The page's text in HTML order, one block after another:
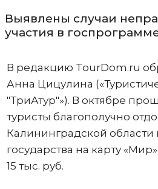
Выявлены случаи
участия в
В редакцию TourDom.ru
Анна Цицулина
"ТриАтур"»). В октябре
туристы благополучно
Калининградской области
государства на карту
15 тыс. руб.